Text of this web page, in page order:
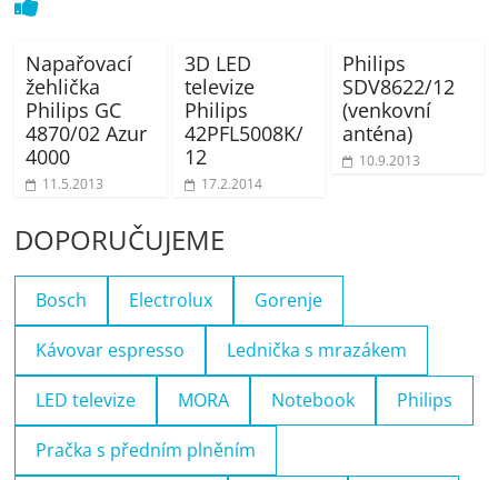
Napařovací
žehlička
Philips GC
4870/02 Azur
4000
11.5.2013
3D LED
televize
Philips
42PFL5008K/
12
17.2.2014
Philips
SDV8622/12
(venkovní
anténa)
10.9.2013
DOPORUČUJEME
Bosch Electrolux Gorenje
Kávovar espresso Lednička s mrazákem
LED televize MORA Notebook Philips
Pračka s předním plněním